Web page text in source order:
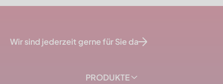
Wir sind jederzeit gerne für Sie da
PRODUKTE